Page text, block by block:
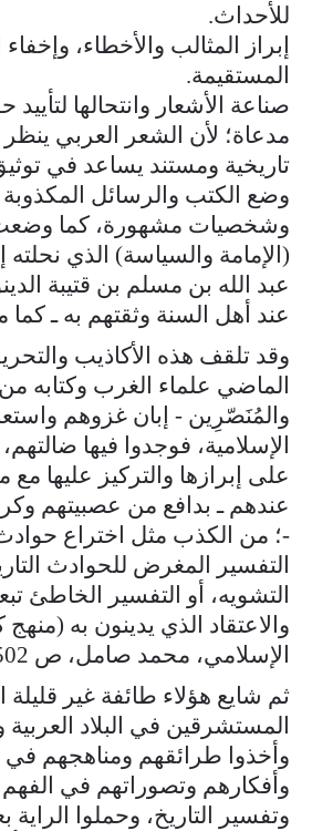
للأحداث.
إبراز المثالب والأخطاء،
المستقيمة.
صناعة الأشعار وانتحالها لتأييد
مدعاة؛ لأن الشعر العربي ينظر
تاريخية ومستند يساعد في
وضع الكتب والرسائل المكذوبة
وشخصيات مشهورة، كما
(الإمامة والسياسة) الذي
عبد الله بن مسلم بن قتيبة
عند أهل السنة وثقتهم به ـ كما
وقد تلقف هذه الأكاذيب
الماضي علماء الغرب وكتابه
والمُنَصّرِين - إبان غزوهم
الإسلامية، فوجدوا فيها
على إبرازها والتركيز عليها مع
عندهم ـ بدافع من عصبيتهم
-؛ من الكذب مثل اختراع حوادث
التفسير المغرض للحوادث
التشويه، أو التفسير الخاطئ
والاعتقاد الذي يدينون به (منهج
الإسلامي، محمد صامل، ص 502).
ثم شايع هؤلاء طائفة غير قليلة
المستشرقين في البلاد العربية
وأخذوا طرائقهم ومناهجهم في
وأفكارهم وتصوراتهم في الفهم
وتفسير التاريخ، وحملوا